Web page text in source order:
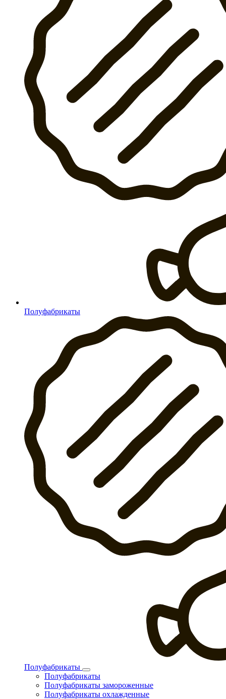
Полуфабрикаты
Полуфабрикаты
Полуфабрикаты
Полуфабрикаты замороженные
Полуфабрикаты охлажденные